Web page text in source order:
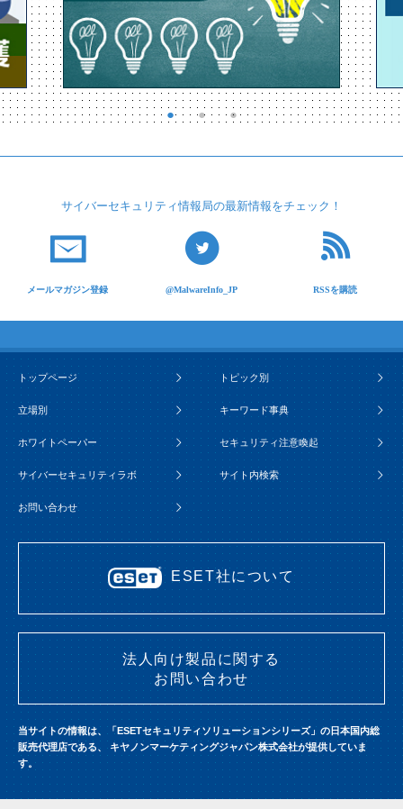
サイバーセキュリティ情報局の最新情報をチェック！
メールマガジン登録 @MalwareInfo_JP RSSを購読
トップページ トピック別
立場別 キーワード事典
ホワイトペーパー セキュリティ注意喚起
サイバーセキュリティラボ サイト内検索
お問い合わせ
ESET社について
法人向け製品に関する
お問い合わせ
当サイトの情報は、「ESETセキュリティソリューションシリーズ」の日本国内総
販売代理店である、 キヤノンマーケティングジャパン株式会社が提供していま
す。